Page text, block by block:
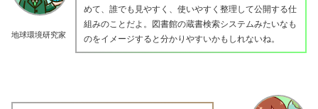
地球環境研究家
めて、誰でも見やすく、使いやすく整理して公開する仕
組みのことだよ。図書館の蔵書検索システムみたいなも
のをイメージすると分かりやすいかもしれないね。